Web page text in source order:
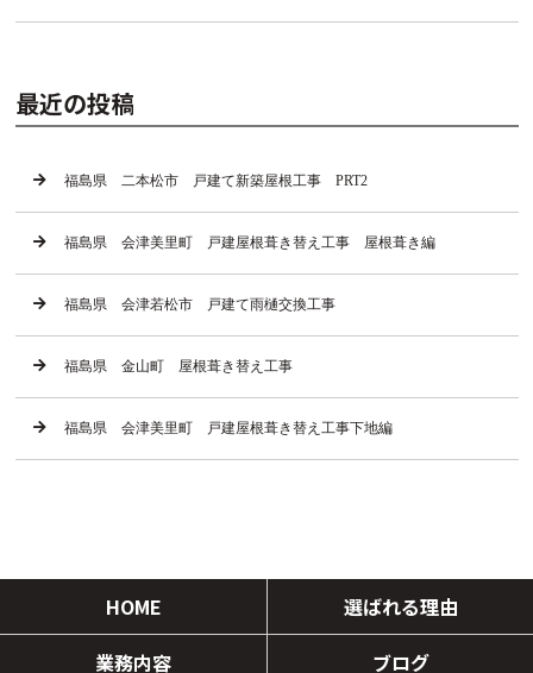
最近の投稿
福島県 二本松市 戸建て新築屋根工事 PRT2
福島県 会津美里町 戸建屋根葺き替え工事 屋根葺き編
福島県 会津若松市 戸建て雨樋交換工事
福島県 金山町 屋根葺き替え工事
福島県 会津美里町 戸建屋根葺き替え工事下地編
HOME
選ばれる理由
業務内容
ブログ